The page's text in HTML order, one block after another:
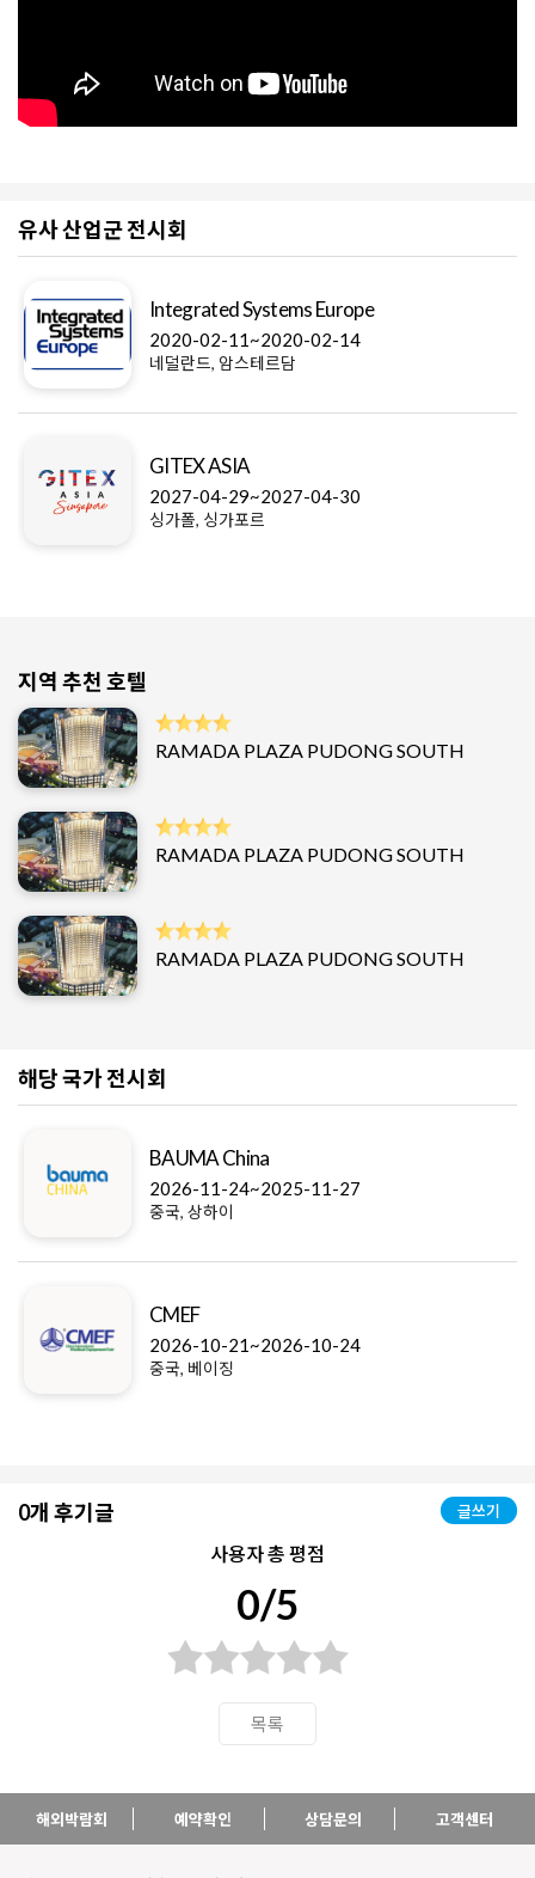
유사 산업군 전시회
Integrated Systems Europe
2020-02-11~2020-02-14
네덜란드, 암스테르담
GITEX ASIA
2027-04-29~2027-04-30
싱가폴, 싱가포르
지역 추천 호텔
RAMADA PLAZA PUDONG SOUTH
RAMADA PLAZA PUDONG SOUTH
RAMADA PLAZA PUDONG SOUTH
해당 국가 전시회
BAUMA China
2026-11-24~2025-11-27
중국, 상하이
CMEF
2026-10-21~2026-10-24
중국, 베이징
0개 후기글 글쓰기
사용자 총 평점
0/5
목록
해외박람회 예약확인 상담문의 고객센터